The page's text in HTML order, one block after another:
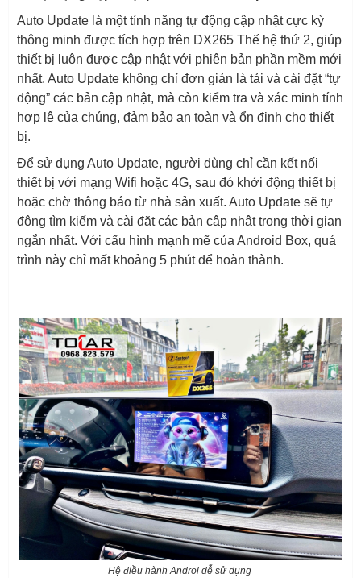
Auto Update là một tính năng tự động cập nhật cực kỳ
thông minh được tích hợp trên DX265 Thế hệ thứ 2, giúp
thiết bị luôn được cập nhật với phiên bản phần mềm mới
nhất. Auto Update không chỉ đơn giản là tải và cài đặt “tự
động” các bản cập nhật, mà còn kiểm tra và xác minh tính
hợp lệ của chúng, đảm bảo an toàn và ổn định cho thiết
bị.
Để sử dụng Auto Update, người dùng chỉ cần kết nối
thiết bị với mạng Wifi hoặc 4G, sau đó khởi động thiết bị
hoặc chờ thông báo từ nhà sản xuất. Auto Update sẽ tự
động tìm kiếm và cài đặt các bản cập nhật trong thời gian
ngắn nhất. Với cấu hình mạnh mẽ của Android Box, quá
trình này chỉ mất khoảng 5 phút để hoàn thành.
Hệ điều hành Androi dễ sử dụng